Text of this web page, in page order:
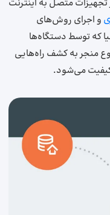
تجهیزات متصل به اینترنت
و اجرای روش‌های
که توسط دستگاه‌ها
منجر به کشف راه‌هایی
کیفیت می‌شود.